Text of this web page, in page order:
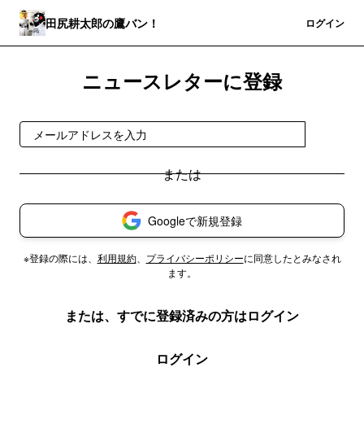
田尻耕太郎の鷹バン！ ログイン
ニュースレターに登録
Googleで新規登録
※登録の際には、 利用規約、 プライバシーポリシーに同意したとみなされ
ます。
または、すでに登録済みの方はログイン
ログイン